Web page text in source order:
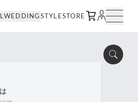
WEDDING STYLESTORE